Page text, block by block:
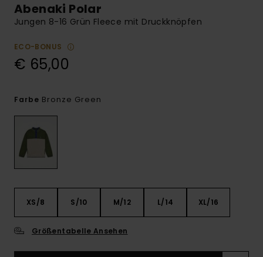
Abenaki Polar
Jungen 8-16 Grün Fleece mit Druckknöpfen
ECO-BONUS
€ 65,00
Farbe Bronze Green
XS/8 S/10 M/12 L/14 XL/16
Größentabelle Ansehen